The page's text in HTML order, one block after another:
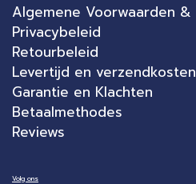
Algemene Voorwaarden &
Privacybeleid
Retourbeleid
Levertijd en verzendkosten
Garantie en Klachten
Betaalmethodes
Reviews
Volg ons